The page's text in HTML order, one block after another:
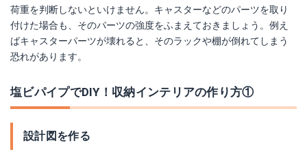
荷重を判断しないといけません。キャスターなどのパーツを取り
付けた場合も、そのパーツの強度をふまえておきましょう。例え
ばキャスターパーツが壊れると、そのラックや棚が倒れてしまう
恐れがあります。
塩ビパイプでDIY！収納インテリアの作り方①
設計図を作る